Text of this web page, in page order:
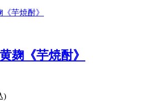
麹《芋焼酎》
)